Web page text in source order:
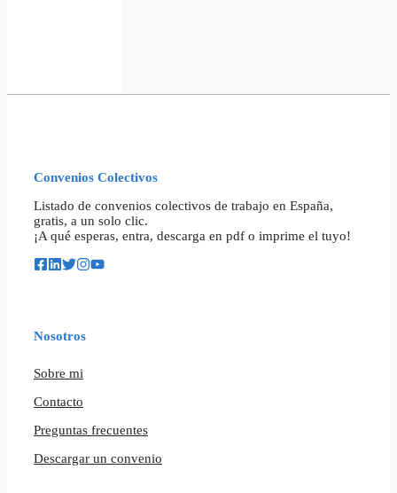
Convenios Colectivos
Listado de convenios colectivos de trabajo en España,
gratis, a un solo clic.
¡A qué esperas, entra, descarga en pdf o imprime el tuyo!
Nosotros
Sobre mi
Contacto
Preguntas frecuentes
Descargar un convenio